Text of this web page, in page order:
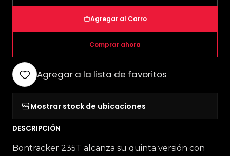
Agregar al Carro
Comprar ahora
Agregar a la lista de favoritos
Mostrar stock de ubicaciones
DESCRIPCIÓN
Bontracker 235T alcanza su quinta versión con